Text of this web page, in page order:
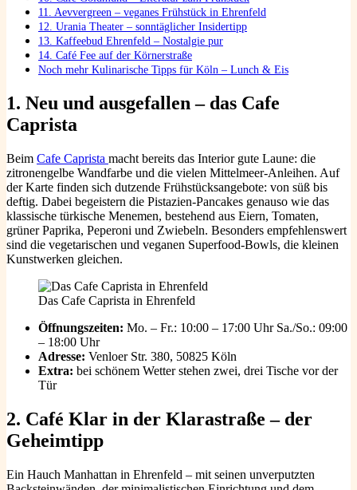
11. Aevvergreen – veganes Frühstück in Ehrenfeld
12. Urania Theater – sonntäglicher Insidertipp
13. Kaffeebud Ehrenfeld – Nostalgie pur
14. Café Fee auf der Körnerstraße
Noch mehr Kulinarische Tipps für Köln – Lunch & Eis
1. Neu und ausgefallen – das Cafe
Caprista
Beim Cafe Caprista macht bereits das Interior gute Laune: die
zitronengelbe Wandfarbe und die vielen Mittelmeer-Anleihen. Auf
der Karte finden sich dutzende Frühstücksangebote: von süß bis
deftig. Dabei begeistern die Pistazien-Pancakes genauso wie das
klassische türkische Menemen, bestehend aus Eiern, Tomaten,
grüner Paprika, Peperoni und Zwiebeln. Besonders empfehlenswert
sind die vegetarischen und veganen Superfood-Bowls, die kleinen
Kunstwerken gleichen.
Das Cafe Caprista in Ehrenfeld
Öffnungszeiten: Mo. – Fr.: 10:00 – 17:00 Uhr Sa./So.: 09:00
– 18:00 Uhr
Adresse: Venloer Str. 380, 50825 Köln
Extra: bei schönem Wetter stehen zwei, drei Tische vor der
Tür
2. Café Klar in der Klarastraße – der
Geheimtipp
Ein Hauch Manhattan in Ehrenfeld – mit seinen unverputzten